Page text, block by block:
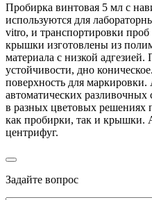
Пробирка винтовая 5 мл с
используются для
vitro, и транспортировки
крышки изготовлены из
материала с низкой
устойчивости, дно
поверхность для
автоматических
в разных цветовых решениях
как пробирки, так и крышки.
центрифуг.
Задайте вопрос